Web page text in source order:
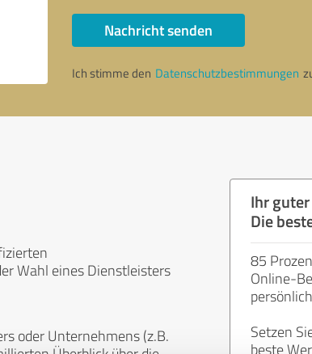
Nachricht senden
Ich stimme den Datenschutzbestimmungen
Wahl eines Dienstleisters
oder Unternehmens (z.B.
Ihr
Die
85
Online-
Setzen
beste